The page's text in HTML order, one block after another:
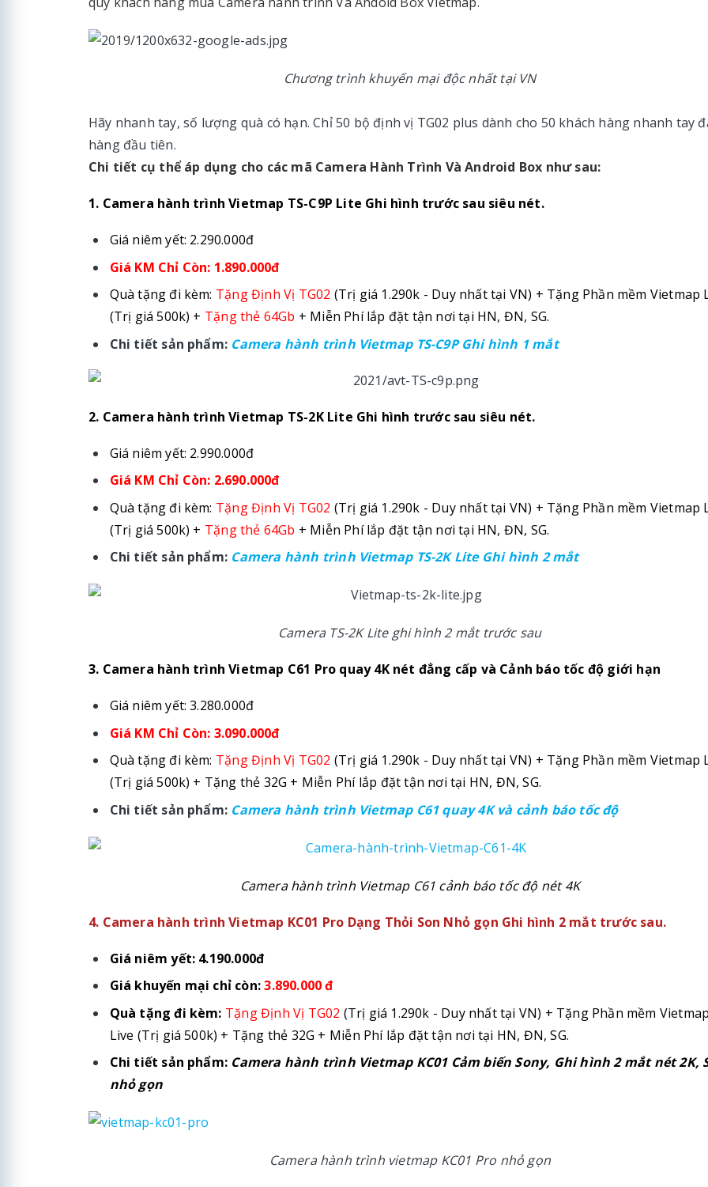
Chương trình khuyến mại độc nhất tại VN
Hãy nhanh tay, số lượng quà có hạn. Chỉ 50 bộ định vị TG02 plus dành cho 50 khách hàng nhanh tay
hàng đầu tiên.
Chi tiết cụ thể áp dụng cho các mã Camera Hành Trình Và Android Box như sau:
1. Camera hành trình Vietmap TS-C9P Lite Ghi hình trước sau siêu nét.
Giá niêm yết: 2.290.000đ
Giá KM Chỉ Còn: 1.890.000đ
Quà tặng đi kèm: Tặng Định Vị TG02 (Trị giá 1.290k - Duy nhất tại VN) + Tặng Phần mềm Vietmap
(Trị giá 500k) + Tặng thẻ 64Gb + Miễn Phí lắp đặt tận nơi tại HN, ĐN, SG.
Chi tiết sản phẩm: Camera hành trình Vietmap TS-C9P Ghi hình 1 mắt
2. Camera hành trình Vietmap TS-2K Lite Ghi hình trước sau siêu nét.
Giá niêm yết: 2.990.000đ
Giá KM Chỉ Còn: 2.690.000đ
Quà tặng đi kèm: Tặng Định Vị TG02 (Trị giá 1.290k - Duy nhất tại VN) + Tặng Phần mềm Vietmap
(Trị giá 500k) + Tặng thẻ 64Gb + Miễn Phí lắp đặt tận nơi tại HN, ĐN, SG.
Chi tiết sản phẩm: Camera hành trình Vietmap TS-2K Lite Ghi hình 2 mắt
Camera TS-2K Lite ghi hình 2 mắt trước sau
3. Camera hành trình Vietmap C61 Pro quay 4K nét đẳng cấp và Cảnh báo tốc độ giới hạn
Giá niêm yết: 3.280.000đ
Giá KM Chỉ Còn: 3.090.000đ
Quà tặng đi kèm: Tặng Định Vị TG02 (Trị giá 1.290k - Duy nhất tại VN) + Tặng Phần mềm Vietmap
(Trị giá 500k) + Tặng thẻ 32G + Miễn Phí lắp đặt tận nơi tại HN, ĐN, SG.
Chi tiết sản phẩm: Camera hành trình Vietmap C61 quay 4K và cảnh báo tốc độ
Camera hành trình Vietmap C61 cảnh báo tốc độ nét 4K
4. Camera hành trình Vietmap KC01 Pro Dạng Thỏi Son Nhỏ gọn Ghi hình 2 mắt trước sau.
Giá niêm yết: 4.190.000đ
Giá khuyến mại chỉ còn:3.890.000 đ
Quà tặng đi kèm: Tặng Định Vị TG02 (Trị giá 1.290k - Duy nhất tại VN) + Tặng Phần mềm
Live (Trị giá 500k) + Tặng thẻ 32G + Miễn Phí lắp đặt tận nơi tại HN, ĐN, SG.
Chi tiết sản phẩm: Camera hành trình Vietmap KC01 Cảm biến Sony, Ghi hình 2 mắt nét 2K,
nhỏ gọn
Camera hành trình vietmap KC01 Pro nhỏ gọn